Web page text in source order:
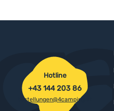
Hotline
+43 144 203 86
bestellungen@4camping.at